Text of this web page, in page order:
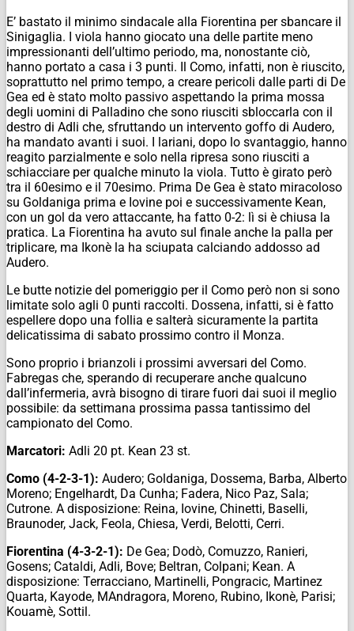
E’ bastato il minimo sindacale alla Fiorentina per sbancare il
Sinigaglia. I viola hanno giocato una delle partite meno
impressionanti dell’ultimo periodo, ma, nonostante ciò,
hanno portato a casa i 3 punti. Il Como, infatti, non è riuscito,
soprattutto nel primo tempo, a creare pericoli dalle parti di De
Gea ed è stato molto passivo aspettando la prima mossa
degli uomini di Palladino che sono riusciti sbloccarla con il
destro di Adli che, sfruttando un intervento goffo di Audero,
ha mandato avanti i suoi. I lariani, dopo lo svantaggio, hanno
reagito parzialmente e solo nella ripresa sono riusciti a
schiacciare per qualche minuto la viola. Tutto è girato però
tra il 60esimo e il 70esimo. Prima De Gea è stato miracoloso
su Goldaniga prima e Iovine poi e successivamente Kean,
con un gol da vero attaccante, ha fatto 0-2: lì si è chiusa la
pratica. La Fiorentina ha avuto sul finale anche la palla per
triplicare, ma Ikonè la ha sciupata calciando addosso ad
Audero.
Le butte notizie del pomeriggio per il Como però non si sono
limitate solo agli 0 punti raccolti. Dossena, infatti, si è fatto
espellere dopo una follia e salterà sicuramente la partita
delicatissima di sabato prossimo contro il Monza.
Sono proprio i brianzoli i prossimi avversari del Como.
Fabregas che, sperando di recuperare anche qualcuno
dall’infermeria, avrà bisogno di tirare fuori dai suoi il meglio
possibile: da settimana prossima passa tantissimo del
campionato del Como.
Marcatori: Adli 20 pt. Kean 23 st.
Como (4-2-3-1): Audero; Goldaniga, Dossema, Barba, Alberto
Moreno; Engelhardt, Da Cunha; Fadera, Nico Paz, Sala;
Cutrone. A disposizione: Reina, Iovine, Chinetti, Baselli,
Braunoder, Jack, Feola, Chiesa, Verdi, Belotti, Cerri.
Fiorentina (4-3-2-1): De Gea; Dodò, Comuzzo, Ranieri,
Gosens; Cataldi, Adli, Bove; Beltran, Colpani; Kean. A
disposizione: Terracciano, Martinelli, Pongracic, Martinez
Quarta, Kayode, MAndragora, Moreno, Rubino, Ikonè, Parisi;
Kouamè, Sottil.